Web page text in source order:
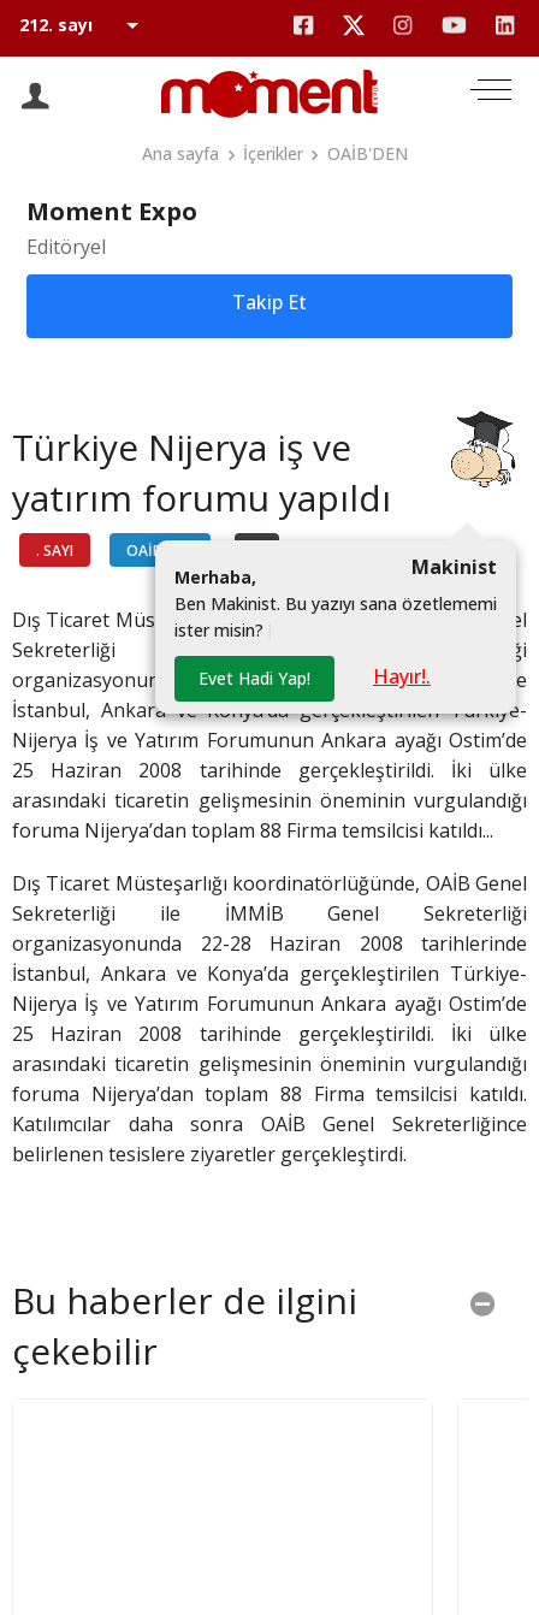
Ana sayfa İçerikler OAİB'DEN
Moment Expo
Editöryel
Takip Et
Türkiye Nijerya iş ve
yatırım forumu yapıldı
. SAYI OAİB'DEN
Makinist
Merhaba,
Ben Makinist. Bu yazıyı sana özetlememi
ister misin?
Evet Hadi Yap! Hayır!.
Dış Ticaret Müsteşarlığı koordinatörlüğünde, OAİB Genel
Sekreterliği ile İMMİB Genel Sekreterliği
organizasyonunda 22-28 Haziran 2008 tarihlerinde
İstanbul, Ankara ve Konya’da gerçekleştirilen Türkiye-
Nijerya İş ve Yatırım Forumunun Ankara ayağı Ostim’de
25 Haziran 2008 tarihinde gerçekleştirildi. İki ülke
arasındaki ticaretin gelişmesinin öneminin vurgulandığı
foruma Nijerya’dan toplam 88 Firma temsilcisi katıldı...
Dış Ticaret Müsteşarlığı koordinatörlüğünde, OAİB Genel
Sekreterliği ile İMMİB Genel Sekreterliği
organizasyonunda 22-28 Haziran 2008 tarihlerinde
İstanbul, Ankara ve Konya’da gerçekleştirilen Türkiye-
Nijerya İş ve Yatırım Forumunun Ankara ayağı Ostim’de
25 Haziran 2008 tarihinde gerçekleştirildi. İki ülke
arasındaki ticaretin gelişmesinin öneminin vurgulandığı
foruma Nijerya’dan toplam 88 Firma temsilcisi katıldı.
Katılımcılar daha sonra OAİB Genel Sekreterliğince
belirlenen tesislere ziyaretler gerçekleştirdi.
Bu haberler de ilgini
çekebilir